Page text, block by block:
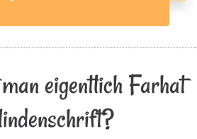
eigentlich Farhat